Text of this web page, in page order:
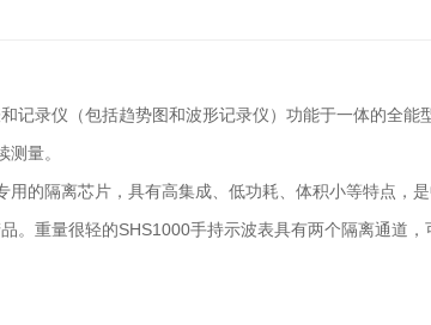
记录仪（包括趋势图和波形记录仪）功能于一体的全能
量。
的隔离芯片，具有高集成、低功耗、体积小等特点，
。重量很轻的SHS1000手持示波表具有两个隔离通道